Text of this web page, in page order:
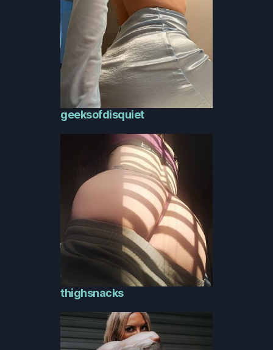
geeksofdisquiet
thighsnacks